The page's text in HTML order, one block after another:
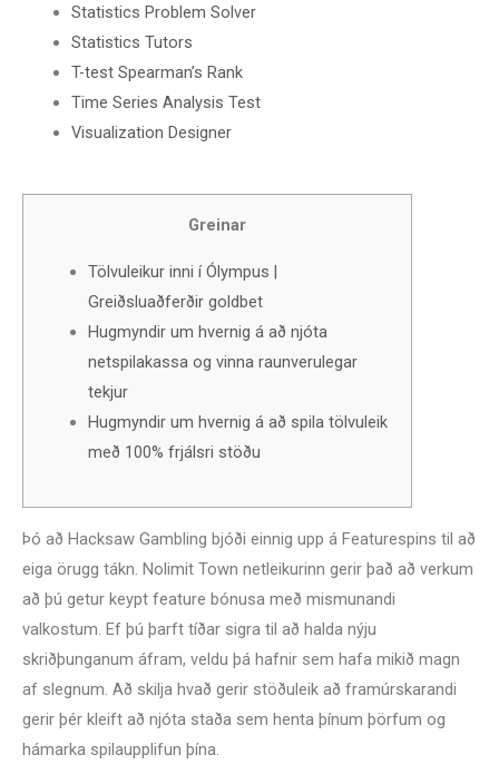
Statistics Problem Solver
Statistics Tutors
T-test Spearman’s Rank
Time Series Analysis Test
Visualization Designer
Greinar
Tölvuleikur inni í Ólympus |
Greiðsluaðferðir goldbet
Hugmyndir um hvernig á að njóta
netspilakassa og vinna raunverulegar
tekjur
Hugmyndir um hvernig á að spila tölvuleik
með 100% frjálsri stöðu
Þó að Hacksaw Gambling bjóði einnig upp á Featurespins til að
eiga örugg tákn. Nolimit Town netleikurinn gerir það að verkum
að þú getur keypt feature bónusa með mismunandi
valkostum. Ef þú þarft tíðar sigra til að halda nýju
skriðþunganum áfram, veldu þá hafnir sem hafa mikið magn
af slegnum. Að skilja hvað gerir stöðuleik að framúrskarandi
gerir þér kleift að njóta staða sem henta þínum þörfum og
hámarka spilaupplifun þína.